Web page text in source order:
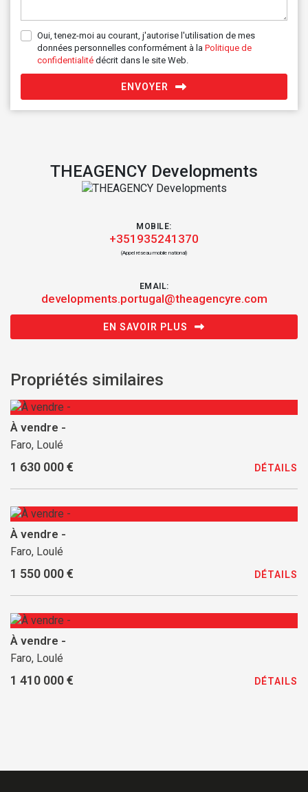
Oui, tenez-moi au courant, j'autorise l'utilisation de mes
données personnelles conformément à la Politique de
confidentialité décrit dans le site Web.
ENVOYER
THEAGENCY Developments
MOBILE:
+351935241370
(Appel réseau mobile national)
EMAIL:
developments.portugal@theagencyre.com
EN SAVOIR PLUS
Propriétés similaires
À vendre -
Faro, Loulé
1 630 000 € DÉTAILS
À vendre -
Faro, Loulé
1 550 000 € DÉTAILS
À vendre -
Faro, Loulé
1 410 000 € DÉTAILS